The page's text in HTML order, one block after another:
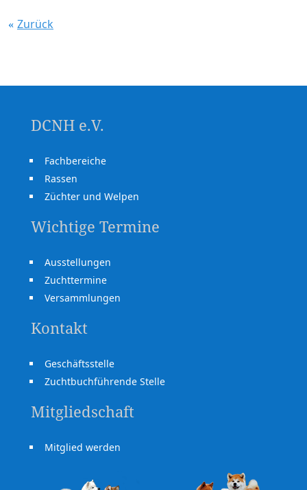
Zurück
DCNH e.V.
Fachbereiche
Rassen
Züchter und Welpen
Wichtige Termine
Ausstellungen
Zuchttermine
Versammlungen
Kontakt
Geschäftsstelle
Zuchtbuchführende Stelle
Mitgliedschaft
Mitglied werden